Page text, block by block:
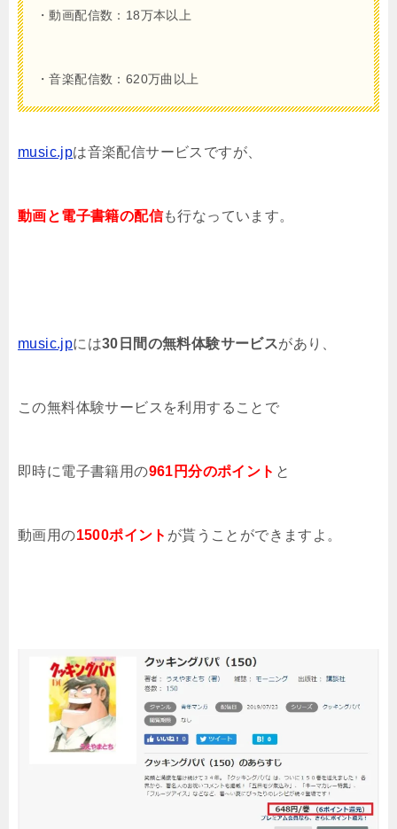
・動画配信数：18万本以上
・音楽配信数：620万曲以上
music.jpは音楽配信サービスですが、
動画と電子書籍の配信も行なっています。
music.jpには30日間の無料体験サービスがあり、
この無料体験サービスを利用することで
即時に電子書籍用の961円分のポイント と
動画用の1500ポイント が貰うことができますよ。